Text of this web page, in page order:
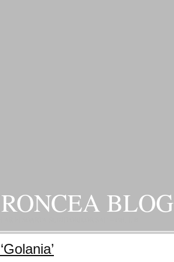
BLOG